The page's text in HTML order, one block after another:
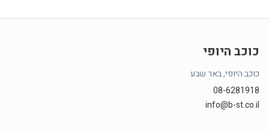
כוכב היופי
כוכב היופי, באר שבע
08-6281918
info@b-st.co.il